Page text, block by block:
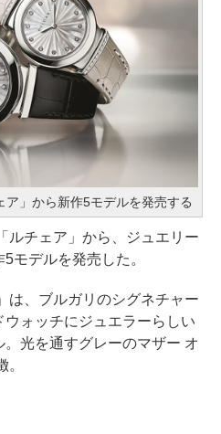
」から新作5モデルを発売する
チェア」から、ジュエリー
モデルを発売した。
は、ブルガリのシグネチャー
ォッチにジュエラーらしい
光を通すグレーのマザー オ